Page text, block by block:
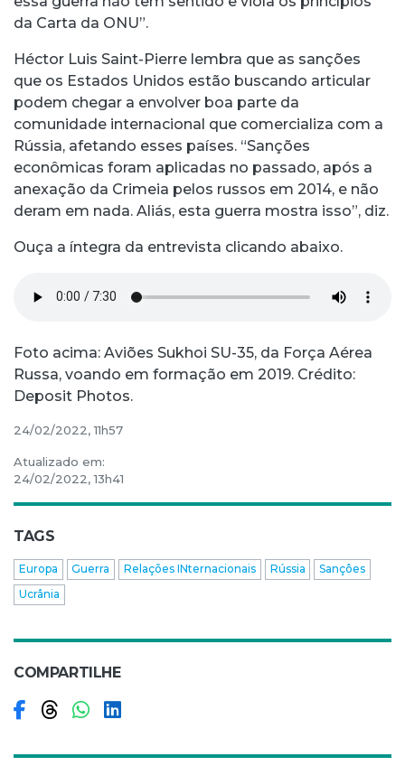
da Carta da ONU”.
Héctor Luis Saint-Pierre lembra que as sanções
que os Estados Unidos estão buscando articular
podem chegar a envolver boa parte da
comunidade internacional que comercializa com a
Rússia, afetando esses países. “Sanções
econômicas foram aplicadas no passado, após a
anexação da Crimeia pelos russos em 2014, e não
deram em nada. Aliás, esta guerra mostra isso”, diz.
Ouça a íntegra da entrevista clicando abaixo.
Foto acima: Aviões Sukhoi SU-35, da Força Aérea
Russa, voando em formação em 2019. Crédito:
Deposit Photos.
24/02/2022, 11h57
Atualizado em:
24/02/2022, 13h41
TAGS
Europa Guerra Relações INternacionais Rússia
Sançôes
Ucrânia
COMPARTILHE
Compartilhar no Facebook
Compartilhar no Threads
Compartilhar no WhatsApp
Compartilhar no LinkedIn